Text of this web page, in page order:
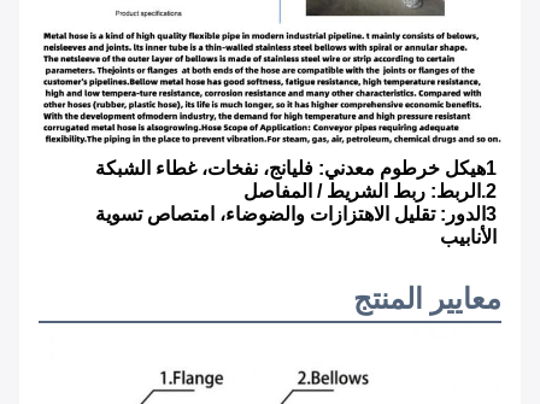
1هيكل خرطوم معدني: فليانج، نفخات، غطاء الشبكة
2.الربط: ربط الشريط / المفاصل
الأنابيب
معايير المنتج